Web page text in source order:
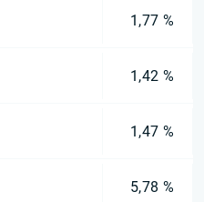
1,77 %
1,42 %
1,47 %
5,78 %